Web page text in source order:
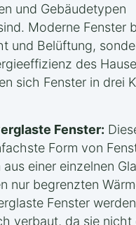
und Gebäudetypen
Moderne Fenster
und Belüftung,
des
sich Fenster in drei
Fenster:
Form von
einer einzelnen
nur begrenzten
Fenster
verbaut, da sie nicht